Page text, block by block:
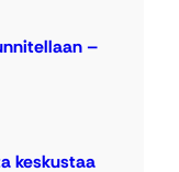
–
keskustaa